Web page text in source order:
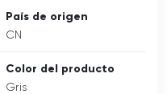
País de origen
CN
Color del producto
Gris